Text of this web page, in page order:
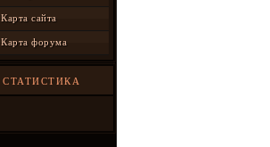
Карта сайта
Карта форума
СТАТИСТИКА